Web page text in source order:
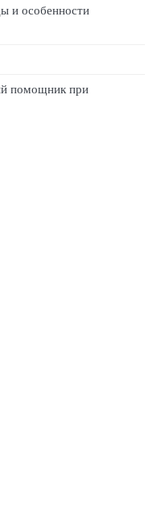
и особенности
помощник при